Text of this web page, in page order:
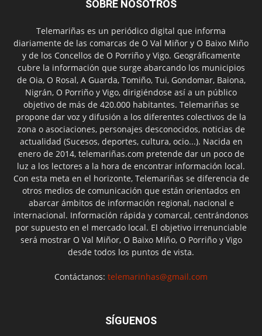
SOBRE NOSOTROS
Telemariñas es un periódico digital que informa
diariamente de las comarcas de O Val Miñor y O Baixo Miño
y de los Concellos de O Porriño y Vigo. Geográficamente
cubre la información que surge abarcando los municipios
de Oia, O Rosal, A Guarda, Tomiño, Tui, Gondomar, Baiona,
Nigrán, O Porriño y Vigo, dirigiéndose así a un público
objetivo de más de 420.000 habitantes. Telemariñas se
propone dar voz y difusión a los diferentes colectivos de la
zona o asociaciones, personajes desconocidos, noticias de
actualidad (Sucesos, deportes, cultura, ocio...). Nacida en
enero de 2014, telemariñas.com pretende dar un poco de
luz a los lectores a la hora de encontrar información local.
Con esta meta en el horizonte, Telemariñas se diferencia de
otros medios de comunicación que están orientados en
abarcar ámbitos de información regional, nacional e
internacional. Información rápida y comarcal, centrándonos
por supuesto en el mercado local. El objetivo irrenunciable
será mostrar O Val Miñor, O Baixo Miño, O Porriño y Vigo
desde todos los puntos de vista.
Contáctanos: telemarinhas@gmail.com
SÍGUENOS